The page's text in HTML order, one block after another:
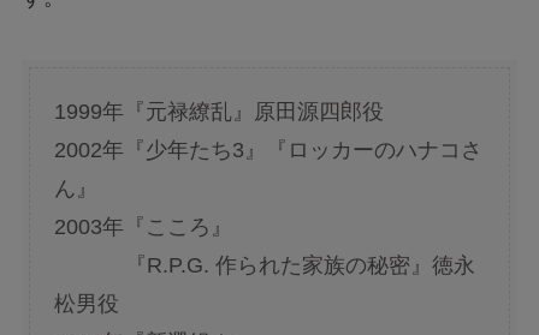
1999年『元禄繚乱』原田源四郎役
2002年『少年たち3』『ロッカーのハナコさ
ん』
2003年『こころ』
『R.P.G. 作られた家族の秘密』徳永
松男役